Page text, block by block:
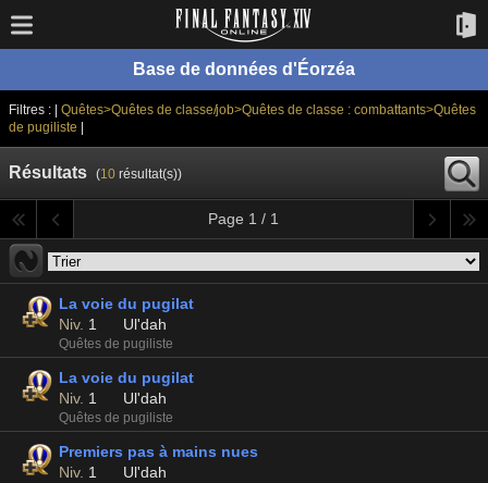
Base de données d'Éorzéa
Filtres : | Quêtes>Quêtes de classe/job>Quêtes de classe : combattants>Quêtes
de pugiliste
Résultats (10résultat(s))
Page 1 / 1
La voie du pugilat
Niv. 1 Ul'dah
Quêtes de pugiliste
La voie du pugilat
Niv. 1 Ul'dah
Quêtes de pugiliste
Premiers pas à mains nues
Niv. 1 Ul'dah